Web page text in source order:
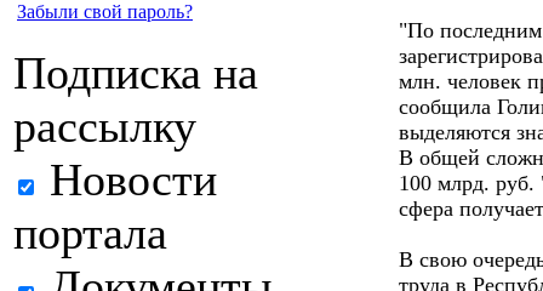
Забыли свой пароль?
Подписка на
рассылку
Новости
портала
"По
млн. человек
сообщила
выделяются
В общей
100 млрд. руб.
сфера
В свою
труда в